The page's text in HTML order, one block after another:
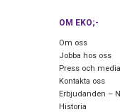
OM EKO;-
Om oss
Jobba hos oss
Press och media
Kontakta oss
Erbjudanden –
Historia